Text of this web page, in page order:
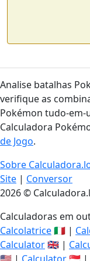
Analise batalhas
verifique as
Pokémon tudo-em-
Calculadora
de Jogo.
Sobre
Site | Conversor
2026 ©
Calculadoras em
Calcolatrice🇮🇹 |
Calculator🇬🇧 |